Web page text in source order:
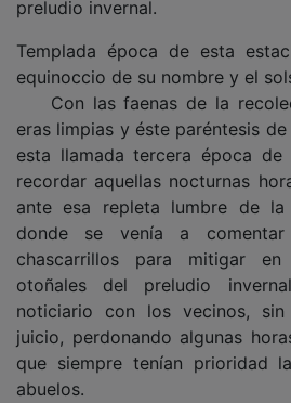
preludio invernal.
Templada época de esta
equinoccio de su nombre y el
Con las faenas de la
eras limpias y éste paréntesis
esta llamada tercera época
recordar aquellas nocturnas
ante esa repleta lumbre de la
donde se venía a
chascarrillos para mitigar
otoñales del preludio
noticiario con los vecinos,
juicio, perdonando algunas
que siempre tenían prioridad
abuelos.